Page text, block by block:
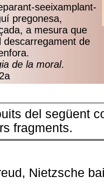
seeixamplant-
pregonesa,
a mesura que
descarregament de
de la moral.
del següent
fragments.
Nietzsche